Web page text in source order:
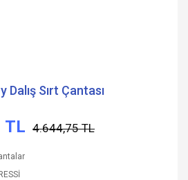
Sırt Çantası
TL 4.644,75 TL